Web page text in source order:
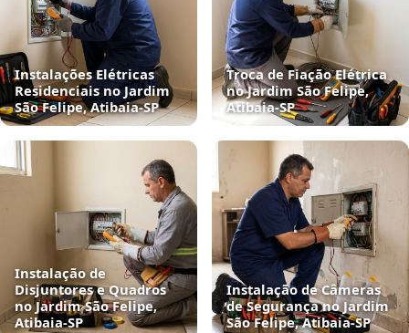
Instalações Elétricas
Residenciais no Jardim
São Felipe, Atibaia‑SP
Troca de Fiação Elétrica
no Jardim São Felipe,
Atibaia‑SP
Instalação de
Disjuntores e Quadros
no Jardim São Felipe,
Atibaia‑SP
Instalação de Câmeras
de Segurança no Jardim
São Felipe, Atibaia‑SP